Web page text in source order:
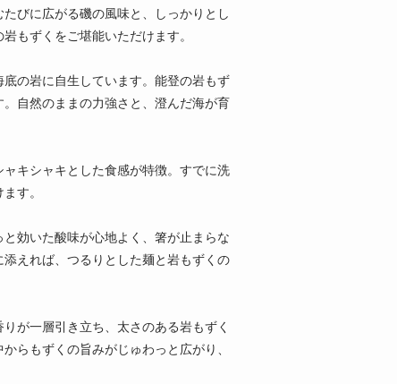
びに広がる磯の風味と、しっかりとし
もずくをご堪能いただけます。
の岩に自生しています。能登の岩もず
自然のままの力強さと、澄んだ海が育
キシャキとした食感が特徴。すでに洗
す。
効いた酸味が心地よく、箸が止まらな
えれば、つるりとした麺と岩もずくの
が一層引き立ち、太さのある岩もずく
らもずくの旨みがじゅわっと広がり、